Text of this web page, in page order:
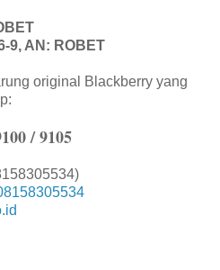
9, AN: ROBET
original Blackberry yang
/ 9105